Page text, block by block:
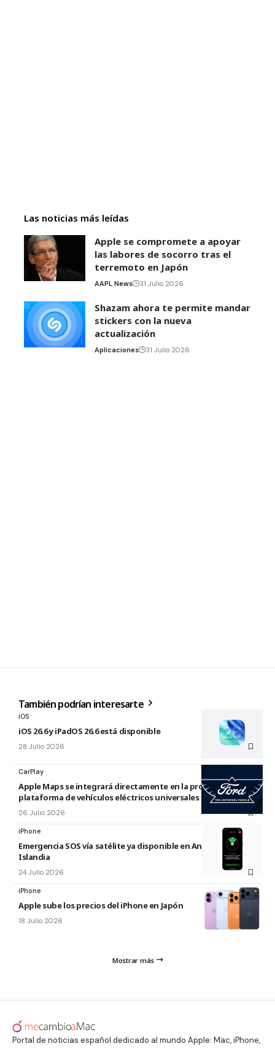
Las noticias más leídas
Apple se compromete a apoyar
las labores de socorro tras el
terremoto en Japón
AAPL News 31 Julio 2026
Shazam ahora te permite mandar
stickers con la nueva
actualización
Aplicaciones 31 Julio 2026
También podrían interesarte
iOS
iOS 26.6 y iPadOS 26.6 está disponible
28 Julio 2026
CarPlay
Apple Maps se integrará directamente en la próxima
plataforma de vehículos eléctricos universales de Ford
26 Julio 2026
iPhone
Emergencia SOS vía satélite ya disponible en Andorra e
Islandia
24 Julio 2026
iPhone
Apple sube los precios del iPhone en Japón
18 Julio 2026
Mostrar más
Portal de noticias español dedicado al mundo Apple: Mac, iPhone,